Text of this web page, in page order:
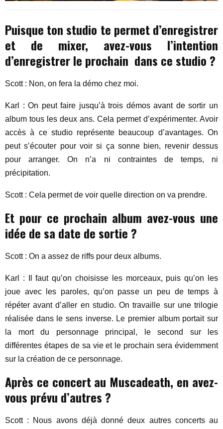
Puisque ton studio te permet d’enregistrer
et de mixer, avez-vous l’intention
d’enregistrer le prochain dans ce studio ?
Scott : Non, on fera la démo chez moi.
Karl : On peut faire jusqu’à trois démos avant de sortir un
album tous les deux ans. Cela permet d’expérimenter. Avoir
accès à ce studio représente beaucoup d’avantages. On
peut s’écouter pour voir si ça sonne bien, revenir dessus
pour arranger. On n’a ni contraintes de temps, ni
précipitation.
Scott : Cela permet de voir quelle direction on va prendre.
Et pour ce prochain album avez-vous une
idée de sa date de sortie ?
Scott : On a assez de riffs pour deux albums.
Karl : Il faut qu’on choisisse les morceaux, puis qu’on les
joue avec les paroles, qu’on passe un peu de temps à
répéter avant d’aller en studio. On travaille sur une trilogie
réalisée dans le sens inverse. Le premier album portait sur
la mort du personnage principal, le second sur les
différentes étapes de sa vie et le prochain sera évidemment
sur la création de ce personnage.
Après ce concert au Muscadeath, en avez-
vous prévu d’autres ?
Scott : Nous avons déjà donné deux autres concerts au